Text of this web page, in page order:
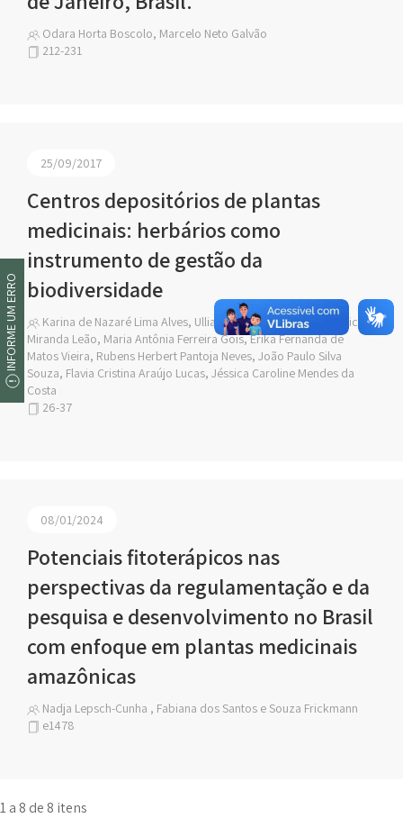
Odara Horta Boscolo, Marcelo Neto Galvão
212-231
25/09/2017
Centros depositórios de plantas
medicinais: herbários como
instrumento de gestão da
biodiversidade
Karina de Nazaré Lima Alves, Ulliane de Oliveira Mesquita, Victor
Miranda Leão, Maria Antônia Ferreira Gois, Erika Fernanda de
Matos Vieira, Rubens Herbert Pantoja Neves, João Paulo Silva
Souza, Flavia Cristina Araújo Lucas, Jéssica Caroline Mendes da
Costa
26-37
08/01/2024
Potenciais fitoterápicos nas
perspectivas da regulamentação e da
pesquisa e desenvolvimento no Brasil
com enfoque em plantas medicinais
amazônicas
Nadja Lepsch-Cunha , Fabiana dos Santos e Souza Frickmann
e1478
1 a 8 de 8 itens
INFORME UM ERRO